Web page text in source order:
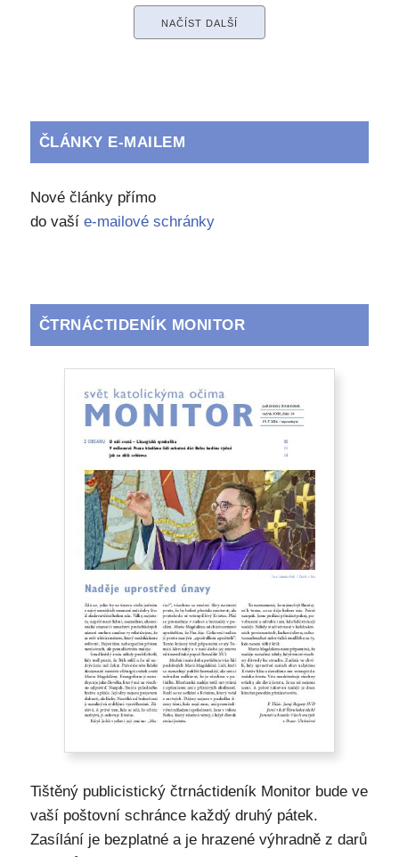
NAČÍST DALŠÍ
ČLÁNKY E-MAILEM
Nové články přímo
do vaší e-mailové schránky
ČTRNÁCTIDENÍK MONITOR
Tištěný publicistický čtrnáctideník Monitor bude ve
vaší poštovní schránce každý druhý pátek.
Zasílání je bezplatné a je hrazené výhradně z darů